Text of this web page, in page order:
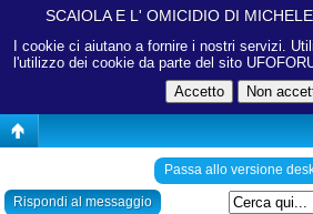
I cookie ci aiutano a fornire i nostri servizi.
l'utilizzo dei cookie da parte del sito
SCAIOLA E L' OMICIDIO DI
Passa allo versione
Rispondi al messaggio